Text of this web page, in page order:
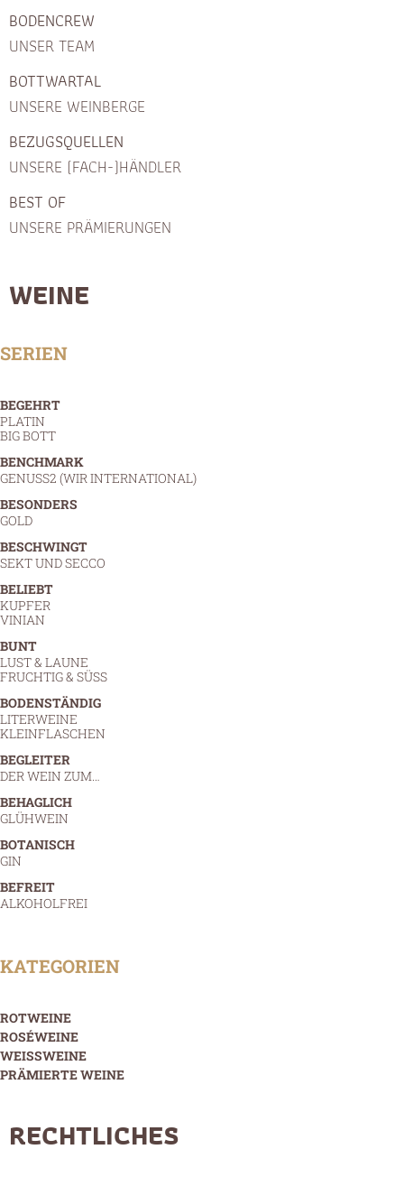
BODENCREW
UNSER TEAM
BOTTWARTAL
UNSERE WEINBERGE
BEZUGSQUELLEN
UNSERE (FACH-)HÄNDLER
BEST OF
UNSERE PRÄMIERUNGEN
WEINE
SERIEN
BEGEHRT
PLATIN
BIG BOTT
BENCHMARK
GENUSS2 (WIR INTERNATIONAL)
BESONDERS
GOLD
BESCHWINGT
SEKT UND SECCO
BELIEBT
KUPFER
VINIAN
BUNT
LUST & LAUNE
FRUCHTIG & SÜSS
BODENSTÄNDIG
LITERWEINE
KLEINFLASCHEN
BEGLEITER
DER WEIN ZUM…
BEHAGLICH
GLÜHWEIN
BOTANISCH
GIN
BEFREIT
ALKOHOLFREI
KATEGORIEN
ROTWEINE
ROSÉWEINE
WEISSWEINE
PRÄMIERTE WEINE
RECHTLICHES